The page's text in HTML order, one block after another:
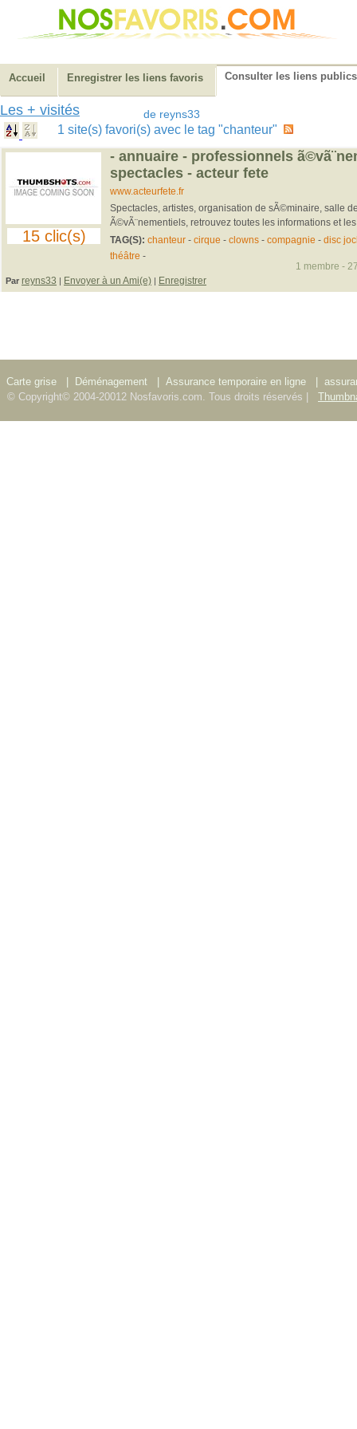
Accueil Enregistrer les liens favoris Consulter les liens publics
Les + visités de reyns33
1 site(s) favori(s) avec le tag "chanteur"
15 clic(s)
- annuaire - professionnels
spectacles - acteur fete
www.acteurfete.fr
Spectacles, artistes, organisation de sÃ©minaire, salle
Ã©vÃ¨nementiels, retrouvez toutes les informations et
TAG(S): chanteur- cirque - clowns- compagnie - disc
théâtre -
Par reyns33 | Envoyer à un Ami(e) | Enregistrer
1 membre -
Carte grise Déménagement Assurance temporaire en ligne
© Copyright© 2004-20012 Nosfavoris.com. Tous droits réservés |